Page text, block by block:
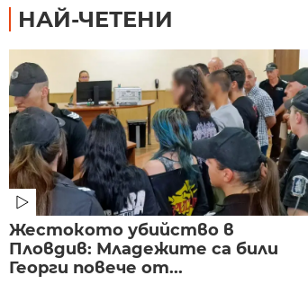
НАЙ-ЧЕТЕНИ
Жестокото убийство в
Пловдив: Младежите са били
Георги повече от...